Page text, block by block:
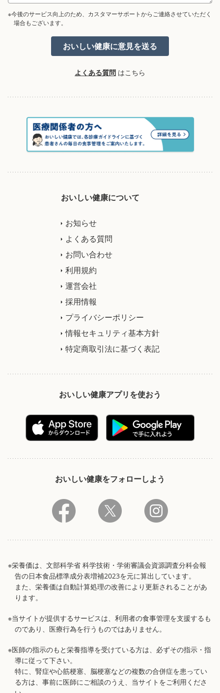
※今後のサービス向上のため、カスタマーサポートからご連絡させていただく
場合もございます。
よくある質問 はこちら
おいしい健康について
お知らせ
よくある質問
お問い合わせ
利用規約
運営会社
採用情報
プライバシーポリシー
情報セキュリティ基本方針
特定商取引法に基づく表記
おいしい健康アプリを使おう
おいしい健康をフォローしよう
※栄養価は、文部科学省 科学技術・学術審議会資源調査分科会報
告の日本食品標準成分表増補2023を元に算出しています。
また、栄養価は自動計算処理の改善により更新されることがあ
ります。
※当サイトが提供するサービスは、利用者の食事管理を支援するも
のであり、医療行為を行うものではありません。
※医師の指示のもと栄養指導を受けている方は、必ずその指示・指
導に従って下さい。
特に、腎症や心筋梗塞、脳梗塞などの複数の合併症を患ってい
る方は、事前に医師にご相談のうえ、当サイトをご利用くださ